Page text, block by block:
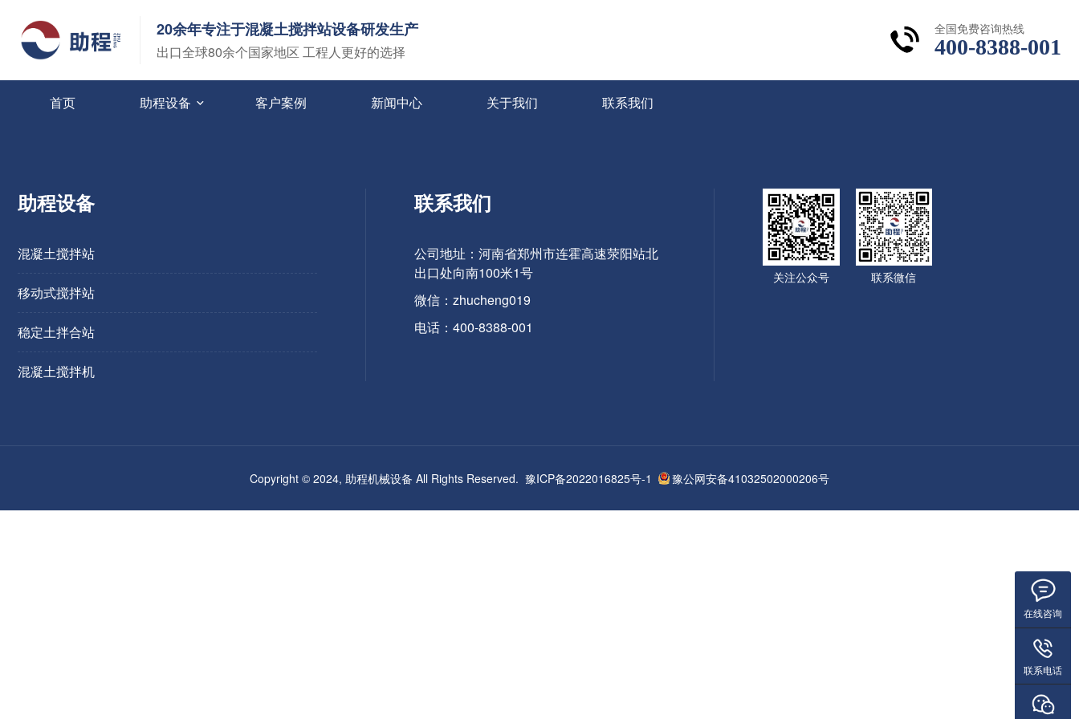
20余年专注于混凝土搅拌站设备研发生产
出口全球80余个国家地区 工程人更好的选择
全国免费咨询热线
400-8388-001
首页 助程设备 客户案例 新闻中心 关于我们 联系我们
助程设备
混凝土搅拌站
移动式搅拌站
稳定土拌合站
混凝土搅拌机
联系我们
公司地址：河南省郑州市连霍高速荥阳站北
出口处向南100米1号
微信：zhucheng019
电话：400-8388-001
关注公众号 联系微信
Copyright © 2024, 助程机械设备 All Rights Reserved. 豫ICP备2022016825号-1 豫公网安备41032502000206号
在线咨询
联系电话